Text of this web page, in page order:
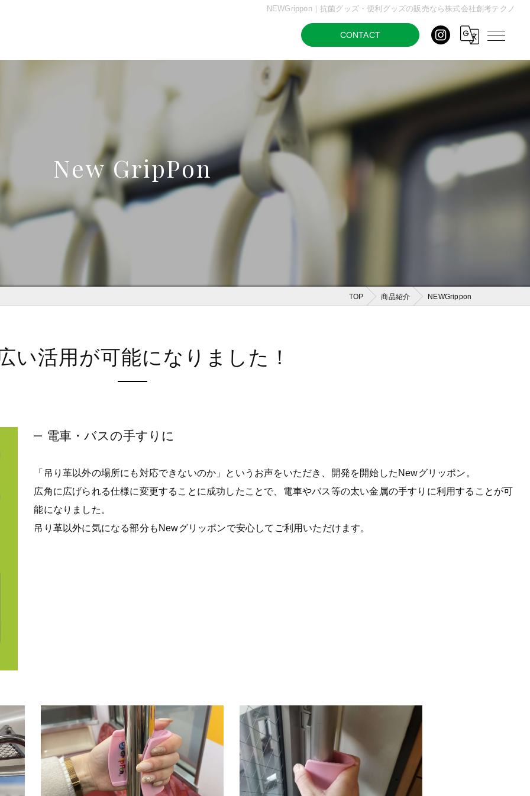
NEWGrippon｜抗菌グッズ・便利グッズの販売なら株式会社創考テクノ
CONTACT
New GripPon
TOP 商品紹介 NEWGrippon
い活用が可能になりました！
電車・バスの手すりに
「吊り革以外の場所にも対応できないのか」というお声をいただき、開発を開始したNewグリッポン。
広角に広げられる仕様に変更することに成功したことで、電車やバス等の太い金属の手すりに利用することが可
能になりました。
吊り革以外に気になる部分もNewグリッポンで安心してご利用いただけます。